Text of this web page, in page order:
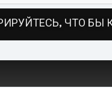
ЧТО БЫ